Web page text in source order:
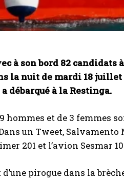
à son bord 82
la nuit de mardi 18 juillet
débarqué à la Restinga.
hommes et de 3 femmes
un Tweet,
201 et l’avion Sesmar
pirogue dans la